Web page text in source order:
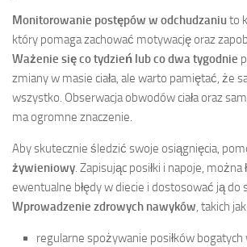
Monitorowanie postępów w odchudzaniuto
który pomaga zachować motywację oraz
Ważenie się co tydzień lub co dwa tygodnie
zmiany w masie ciała, ale warto pamiętać, że
wszystko. Obserwacja obwodów ciała oraz
ma ogromne znaczenie.
Aby skutecznie śledzić swoje osiągnięcia,
żywieniowy. Zapisując posiłki i napoje,
ewentualne błędy w diecie i dostosować ją do
Wprowadzenie zdrowych nawyków, takich jak:
regularne spożywanie posiłków bogatych